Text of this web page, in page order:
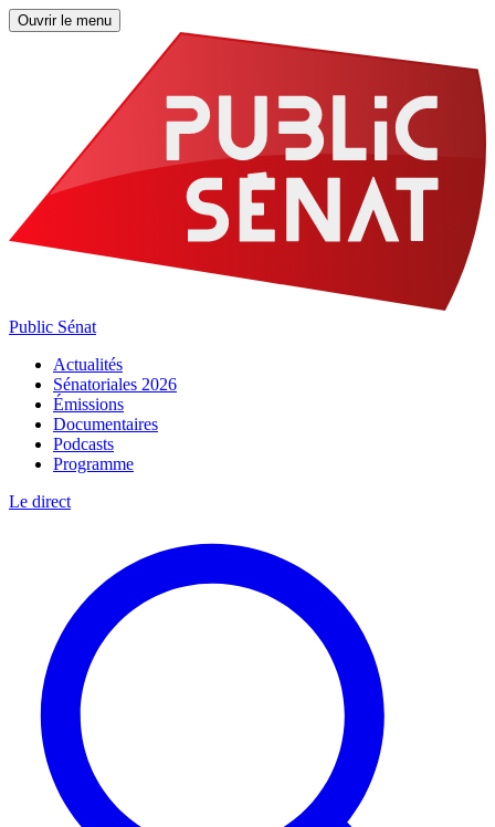
Ouvrir le menu
Public Sénat
Actualités
Sénatoriales 2026
Émissions
Documentaires
Podcasts
Programme
Le direct